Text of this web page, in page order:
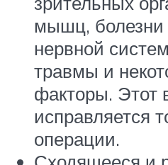
мышц, болезни
нервной
травмы и
факторы. Этот
исправляется
операции.